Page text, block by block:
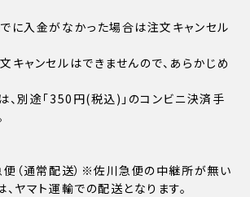
に入金がなかった場合は注文キャンセル
ャンセルはできませんので、あらかじめ
、別途「350円(税込)」のコンビニ決済手
便（通常配送）※佐川急便の中継所が無い
ヤマト運輸での配送となります。